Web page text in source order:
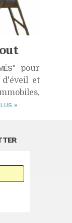
pour
d'éveil et
»